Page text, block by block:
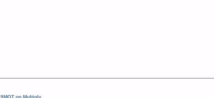
9MOT on Multiply